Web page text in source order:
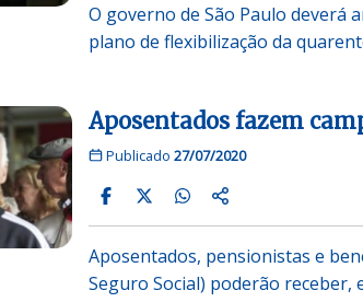
O governo de São Paulo deverá
plano de flexibilização da
Aposentados fazem
Publicado 27/07/2020
Aposentados, pensionistas e
Seguro Social) poderão receber,